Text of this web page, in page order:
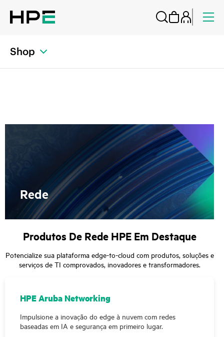
Shop
Rede
Produtos De Rede HPE Em Destaque
Potencialize sua plataforma edge-to-cloud com produtos, soluções e
serviços de TI comprovados, inovadores e transformadores.
HPE Aruba Networking
Impulsione a inovação do edge à nuvem com redes
baseadas em IA e segurança em primeiro lugar.